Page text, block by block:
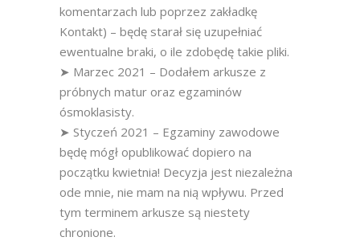
komentarzach lub poprzez zakładkę
Kontakt) – będę starał się uzupełniać
ewentualne braki, o ile zdobędę takie pliki.
➤ Marzec 2021 – Dodałem arkusze z
próbnych matur oraz egzaminów
ósmoklasisty.
➤ Styczeń 2021 – Egzaminy zawodowe
będę mógł opublikować dopiero na
początku kwietnia! Decyzja jest niezależna
ode mnie, nie mam na nią wpływu. Przed
tym terminem arkusze są niestety
chronione.